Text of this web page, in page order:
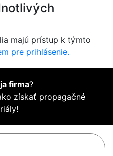
majú prístup k týmto
pre prihlásenie.
firma?
získať propagačné